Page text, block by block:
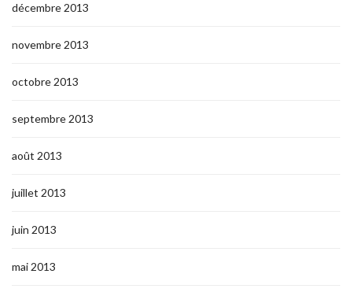
décembre 2013
novembre 2013
octobre 2013
septembre 2013
août 2013
juillet 2013
juin 2013
mai 2013